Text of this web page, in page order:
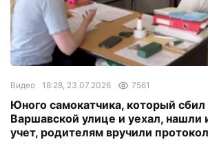
Видео 18:28, 23.07.2026 7561
Юного самокатчика, который
Варшавской улице и уехал, нашли
учет, родителям вручили